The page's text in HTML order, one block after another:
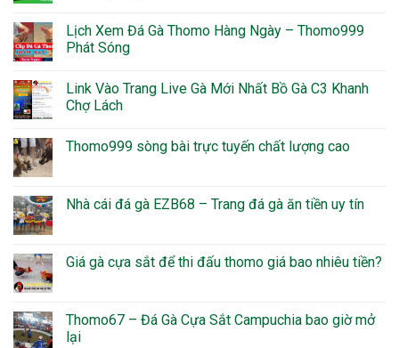
Lịch Xem Đá Gà Thomo Hàng Ngày – Thomo999
Phát Sóng
Link Vào Trang Live Gà Mới Nhất Bồ Gà C3 Khanh
Chợ Lách
Thomo999 sòng bài trực tuyến chất lượng cao
Nhà cái đá gà EZB68 – Trang đá gà ăn tiền uy tín
Giá gà cựa sắt để thi đấu thomo giá bao nhiêu tiền?
Thomo67 – Đá Gà Cựa Sắt Campuchia bao giờ mở
lại